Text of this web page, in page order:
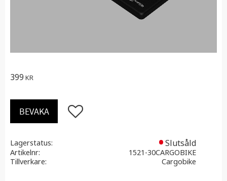
399 KR
Lägg till i favoriter
BEVAKA
Lagerstatus Slutsåld
Artikelnr
1521-30CARGOBIKE
Tillverkare
Cargobike